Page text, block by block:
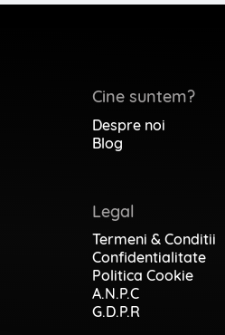
Cine suntem?
Despre noi
Blog
Legal
Termeni & Conditii
Confidentialitate
Politica Cookie
A.N.P.C
G.D.P.R